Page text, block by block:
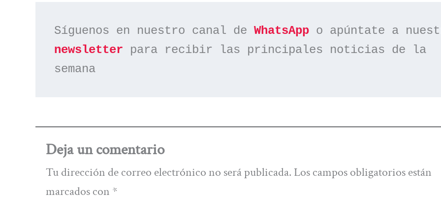
Síguenos en nuestro canal de WhatsApp
newsletter para recibir las principales noticias de la
semana
Deja un comentario
Tu dirección de correo electrónico no será publicada. Los campos obligatorios están
marcados con *